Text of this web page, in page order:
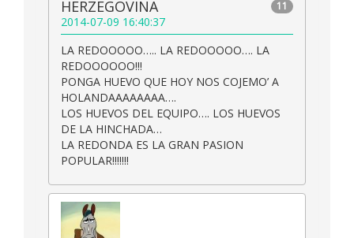
11
HERZEGOVINA
2014-07-09 16:40:37
LA REDOOOOO….. LA REDOOOOO…. LA
REDOOOOOO!!!
PONGA HUEVO QUE HOY NOS COJEMO’ A
HOLANDAAAAAAAA….
LOS HUEVOS DEL EQUIPO…. LOS HUEVOS
DE LA HINCHADA…
LA REDONDA ES LA GRAN PASION
POPULAR!!!!!!!